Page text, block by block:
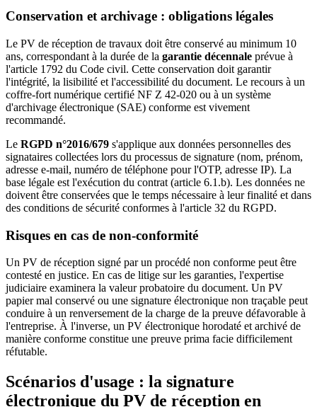
Conservation et archivage : obligations légales
Le PV de réception de travaux doit être conservé au minimum 10
ans, correspondant à la durée de la garantie décennale prévue à
l'article 1792 du Code civil. Cette conservation doit garantir
l'intégrité, la lisibilité et l'accessibilité du document. Le recours à un
coffre-fort numérique certifié NF Z 42-020 ou à un système
d'archivage électronique (SAE) conforme est vivement
recommandé.
Le RGPD n°2016/679 s'applique aux données personnelles des
signataires collectées lors du processus de signature (nom, prénom,
adresse e-mail, numéro de téléphone pour l'OTP, adresse IP). La
base légale est l'exécution du contrat (article 6.1.b). Les données ne
doivent être conservées que le temps nécessaire à leur finalité et dans
des conditions de sécurité conformes à l'article 32 du RGPD.
Risques en cas de non-conformité
Un PV de réception signé par un procédé non conforme peut être
contesté en justice. En cas de litige sur les garanties, l'expertise
judiciaire examinera la valeur probatoire du document. Un PV
papier mal conservé ou une signature électronique non traçable peut
conduire à un renversement de la charge de la preuve défavorable à
l'entreprise. À l'inverse, un PV électronique horodaté et archivé de
manière conforme constitue une preuve prima facie difficilement
réfutable.
Scénarios d'usage : la signature
électronique du PV de réception en